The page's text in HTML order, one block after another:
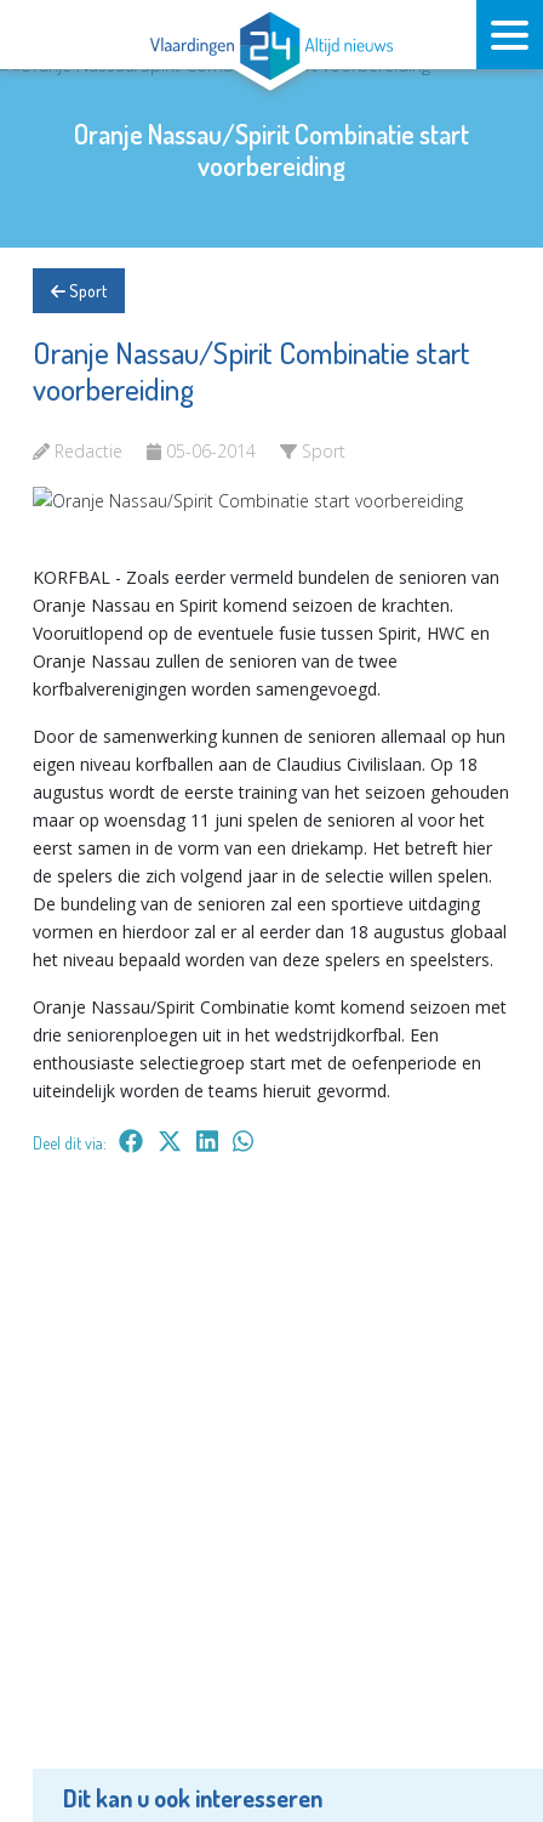
Oranje Nassau/Spirit Combinatie start
voorbereiding
Sport
Oranje Nassau/Spirit Combinatie start
voorbereiding
Redactie 05-06-2014 Sport
KORFBAL - Zoals eerder vermeld bundelen de senioren van
Oranje Nassau en Spirit komend seizoen de krachten.
Vooruitlopend op de eventuele fusie tussen Spirit, HWC en
Oranje Nassau zullen de senioren van de twee
korfbalverenigingen worden samengevoegd.
Door de samenwerking kunnen de senioren allemaal op hun
eigen niveau korfballen aan de Claudius Civilislaan. Op 18
augustus wordt de eerste training van het seizoen gehouden
maar op woensdag 11 juni spelen de senioren al voor het
eerst samen in de vorm van een driekamp. Het betreft hier
de spelers die zich volgend jaar in de selectie willen spelen.
De bundeling van de senioren zal een sportieve uitdaging
vormen en hierdoor zal er al eerder dan 18 augustus globaal
het niveau bepaald worden van deze spelers en speelsters.
Oranje Nassau/Spirit Combinatie komt komend seizoen met
drie seniorenploegen uit in het wedstrijdkorfbal. Een
enthousiaste selectiegroep start met de oefenperiode en
uiteindelijk worden de teams hieruit gevormd.
Deel dit via:
Dit kan u ook interesseren